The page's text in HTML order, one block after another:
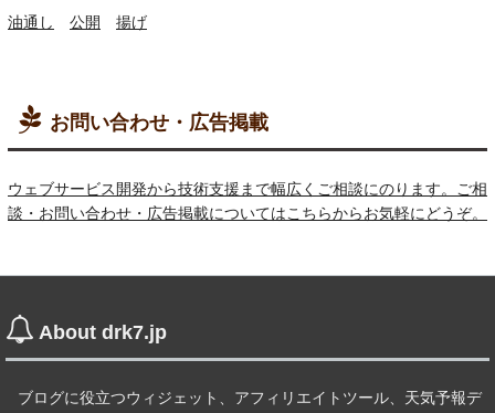
油通し 公開 揚げ
お問い合わせ・広告掲載
ウェブサービス開発から技術支援まで幅広くご相談にのります。ご相
談・お問い合わせ・広告掲載についてはこちらからお気軽にどうぞ。
About drk7.jp
ブログに役立つウィジェット、アフィリエイトツール、天気予報デ